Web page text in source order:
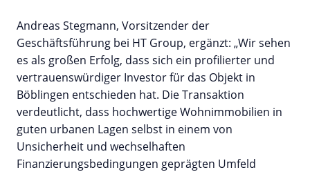
Andreas Stegmann, Vorsitzender der
Geschäftsführung bei HT Group, ergänzt: „Wir sehen
es als großen Erfolg, dass sich ein profilierter und
vertrauenswürdiger Investor für das Objekt in
Böblingen entschieden hat. Die Transaktion
verdeutlicht, dass hochwertige Wohnimmobilien in
guten urbanen Lagen selbst in einem von
Unsicherheit und wechselhaften
Finanzierungsbedingungen geprägten Umfeld